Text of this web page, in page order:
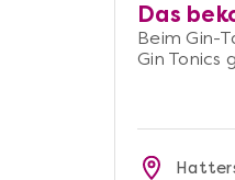
Das
Beim Gin-
Gin Tonics